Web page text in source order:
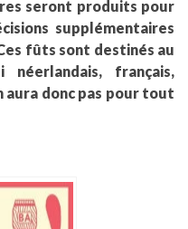
seront produits pour
supplémentaires
fûts sont destinés au
néerlandais, français,
donc pas pour tout